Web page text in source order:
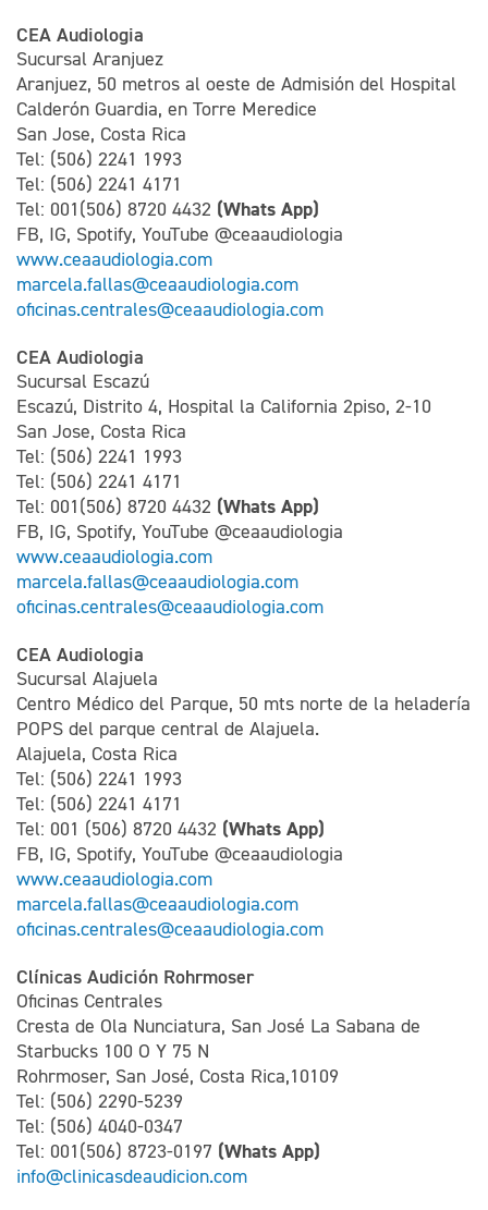
CEA Audiologia
Sucursal Aranjuez
Aranjuez, 50 metros al oeste de Admisión del Hospital
Calderón Guardia, en Torre Meredice
San Jose, Costa Rica
Tel: (506) 2241 1993
Tel: (506) 2241 4171
Tel: 001(506) 8720 4432 (Whats App)
FB, IG, Spotify, YouTube @ceaaudiologia
www.ceaaudiologia.com
marcela.fallas@ceaaudiologia.com
oficinas.centrales@ceaaudiologia.com
CEA Audiologia
Sucursal Escazú
Escazú, Distrito 4, Hospital la California 2piso, 2-10
San Jose, Costa Rica
Tel: (506) 2241 1993
Tel: (506) 2241 4171
Tel: 001(506) 8720 4432 (Whats App)
FB, IG, Spotify, YouTube @ceaaudiologia
www.ceaaudiologia.com
marcela.fallas@ceaaudiologia.com
oficinas.centrales@ceaaudiologia.com
CEA Audiologia
Sucursal Alajuela
Centro Médico del Parque, 50 mts norte de la heladería
POPS del parque central de Alajuela.
Alajuela, Costa Rica
Tel: (506) 2241 1993
Tel: (506) 2241 4171
Tel: 001 (506) 8720 4432 (Whats App)
FB, IG, Spotify, YouTube @ceaaudiologia
www.ceaaudiologia.com
marcela.fallas@ceaaudiologia.com
oficinas.centrales@ceaaudiologia.com
Clínicas Audición Rohrmoser
Oficinas Centrales
Cresta de Ola Nunciatura, San José La Sabana de
Starbucks 100 O Y 75 N
Rohrmoser, San José, Costa Rica,10109
Tel: (506) 2290-5239
Tel: (506) 4040-0347
Tel: 001(506) 8723-0197 (Whats App)
info@clinicasdeaudicion.com